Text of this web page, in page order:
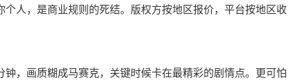
人，是商业规则的死结。版权方按地区报价，平台按地区收
，画质糊成马赛克，关键时候卡在最精彩的剧情点。更可怕